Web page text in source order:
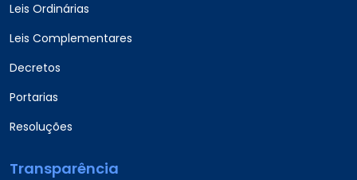
Leis Ordinárias
Leis Complementares
Decretos
Portarias
Resoluções
Transparência